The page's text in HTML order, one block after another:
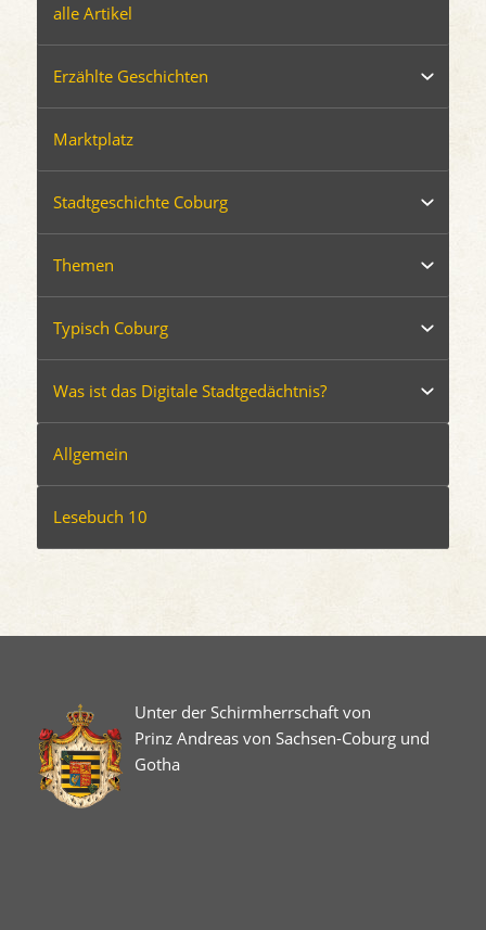
alle Artikel
Erzählte Geschichten
Marktplatz
Stadtgeschichte Coburg
Themen
Typisch Coburg
Was ist das Digitale Stadtgedächtnis?
Allgemein
Lesebuch 10
Unter der Schirmherrschaft von
Prinz Andreas von Sachsen-Coburg und
Gotha